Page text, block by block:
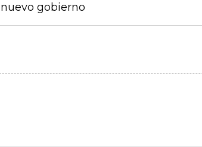
nuevo gobierno